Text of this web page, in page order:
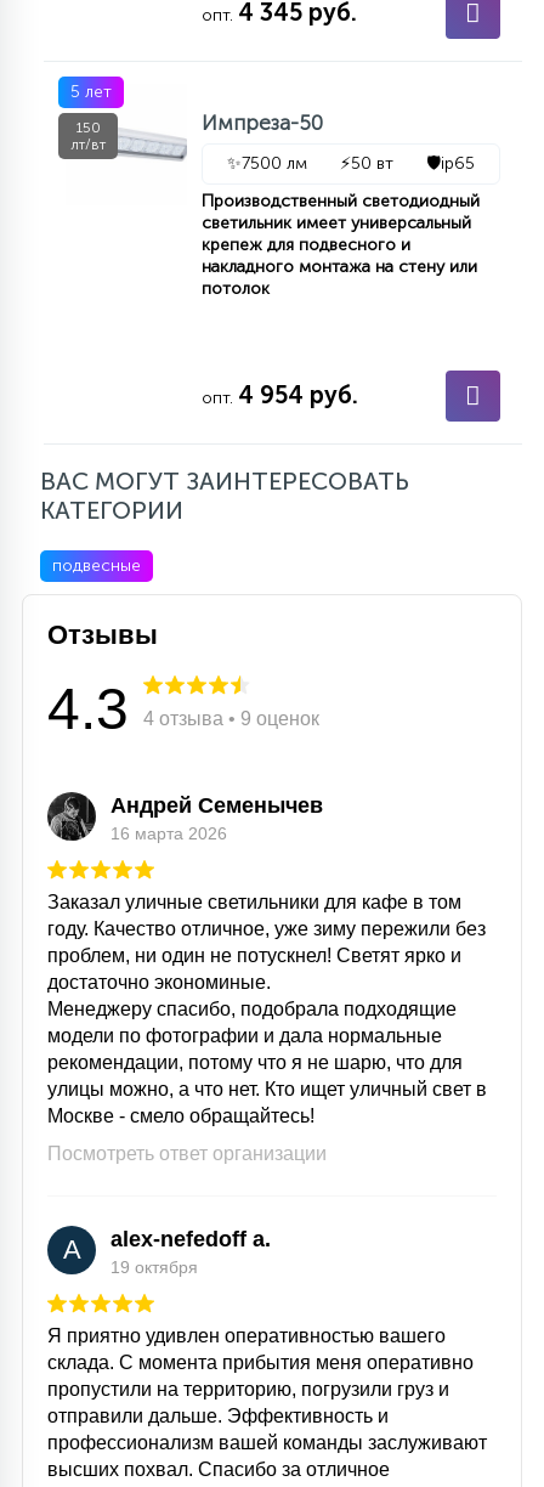
опт. 4 345 руб.
5 лет
150
лт/вт
Импреза-50
✨7500 лм ⚡50 вт 🛡️ip65
Производственный светодиодный
светильник имеет универсальный
крепеж для подвесного и
накладного монтажа на стену или
потолок
опт. 4 954 руб.
ВАС МОГУТ ЗАИНТЕРЕСОВАТЬ
КАТЕГОРИИ
подвесные
Отзывы
4.3 4 отзыва • 9 оценок
Андрей Семенычев
16 марта 2026
Заказал уличные светильники для кафе в том
году. Качество отличное, уже зиму пережили без
проблем, ни один не потускнел! Светят ярко и
достаточно экономиные.
Менеджеру спасибо, подобрала подходящие
модели по фотографии и дала нормальные
рекомендации, потому что я не шарю, что для
улицы можно, а что нет. Кто ищет уличный свет в
Москве - смело обращайтесь!
Посмотреть ответ организации
A alex-nefedoff a.
19 октября
Я приятно удивлен оперативностью вашего
склада. С момента прибытия меня оперативно
пропустили на территорию, погрузили груз и
отправили дальше. Эффективность и
профессионализм вашей команды заслуживают
высших похвал. Спасибо за отличное